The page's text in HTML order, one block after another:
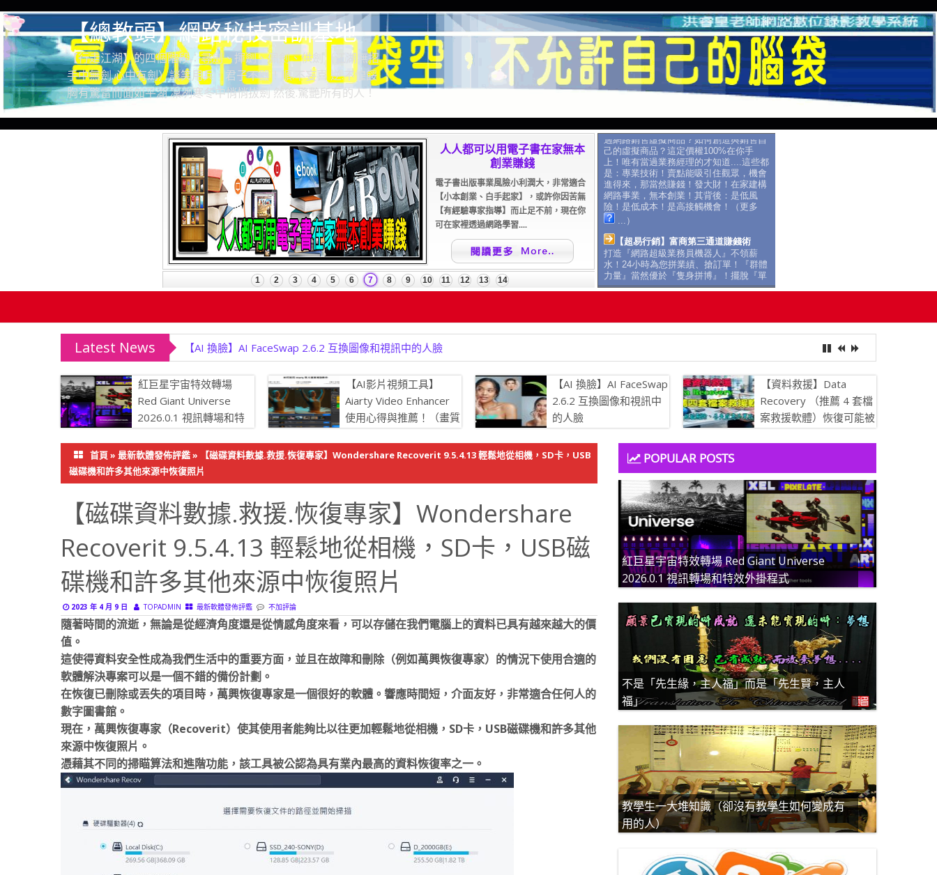
【總教頭】網路秘技密訓基地
【行走江湖】的四個階段：尋劍、揮劍、佩劍、供劍（江湖無招.
手中無劍.心中有劍）談笑用兵，君子不器！順.不妄喜 逆.不惶餒
胸有驚雷而面如平湖 凜冽寒冬中悄悄拔劍 然後.驚艷所有的人！
Latest News 【資料救援】Data Recovery （推薦 4 套檔案救援軟體）恢復可能被刪除、丟失或意外更改的文件
紅巨星宇宙特效轉場
Red Giant Universe
2026.0.1 視訊轉場和特
【AI影片視頻工具】
Aiarty Video Enhancer
使用心得與推薦！（畫質
力降噪、消除模糊、提升畫質，將瑕疵的
【AI 換臉】AI FaceSwap
2.6.2 互換圖像和視訊中
的人臉
【資料救援】Data
Recovery （推薦 4 套檔
案救援軟體）恢復可能被
文件
首頁» 最新軟體發佈評鑑»
【磁碟資料數據.救援.恢復專家】Wondershare Recoverit 9.5.4.13 輕鬆地從相機，SD卡，USB
磁碟機和許多其他來源中恢復照片
【磁碟資料數據.救援.恢復專家】Wondershare
Recoverit 9.5.4.13 輕鬆地從相機，SD卡，USB磁
碟機和許多其他來源中恢復照片
2023 年 4 月 9 日 TOPADMIN 最新軟體發佈評鑑 不加評論
隨著時間的流逝，無論是從經濟角度還是從情感角度來看，可以存儲在我們電腦上的資料已具有越來越大的價
值。
這使得資料安全性成為我們生活中的重要方面，並且在故障和刪除（例如萬興恢復專家）的情況下使用合適的
軟體解決專案可以是一個不錯的備份計劃。
在恢復已刪除或丟失的項目時，萬興恢復專家是一個很好的軟體。響應時間短，介面友好，非常適合任何人的
數字圖書館。
現在，萬興恢復專家（Recoverit）使其使用者能夠比以往更加輕鬆地從相機，SD卡，USB磁碟機和許多其他
來源中恢復照片。
憑藉其不同的掃瞄算法和進階功能，該工具被公認為具有業內最高的資料恢復率之一。
POPULAR POSTS
紅巨星宇宙特效轉場 Red Giant Universe
2026.0.1 視訊轉場和特效外掛程式
不是「先生緣，主人福」而是「先生賢，主人
福」
教學生一大堆知識（卻沒有教學生如何變成有
用的人）